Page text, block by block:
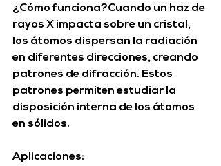
¿Cómo funciona?Cuando un haz de
rayos X impacta sobre un cristal,
los átomos dispersan la radiación
en diferentes direcciones, creando
patrones de difracción. Estos
patrones permiten estudiar la
disposición interna de los átomos
en sólidos.
Aplicaciones: